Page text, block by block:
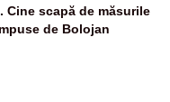
Cine scapă de măsurile
de Bolojan